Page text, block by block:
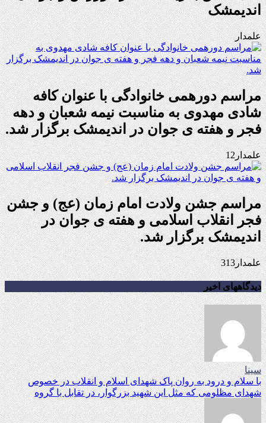
اندیمشک
علمدار
مراسم دورهمی خانوادگی با عنوان کافه
شادی مهدوی به مناسبت نیمه شعبان و دهه
فجر و هفته ی جوان در اندیمشک برگزار شد.
علمدار12
مراسم جشن ولادت امام زمان (عج) و جشن
فجر انقلاب اسلامی و هفته ی جوان در
اندیمشک برگزار شد.
علمدار313
دیدگاههای اخیر
سینا
با سلام و درود به روان پاک شهدای اسلام و انقلاب در خصوص
شهدای مظلومی که مثل این شهید بزرگوار، در تقابل با گروه